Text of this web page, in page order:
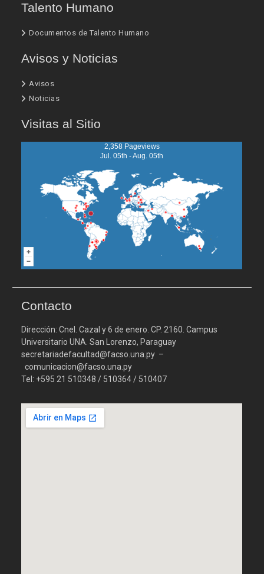
Talento Humano
Documentos de Talento Humano
Avisos y Noticias
Avisos
Noticias
Visitas al Sitio
2,358 Pageviews
Jul. 05th - Aug. 05th
Contacto
Dirección: Cnel. Cazal y 6 de enero. CP. 2160. Campus
Universitario UNA. San Lorenzo, Paraguay
secretariadefacultad@facso.una.py –
comunicacion@facso.una.py
Tel: +595 21 510348 / 510364 / 510407